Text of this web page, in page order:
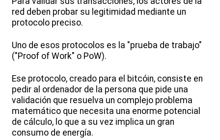
red deben probar su legitimidad mediante un
protocolo preciso.
Uno de esos protocolos es la "prueba de trabajo"
("Proof of Work" o PoW).
Ese protocolo, creado para el bitcóin, consiste en
pedir al ordenador de la persona que pide una
validación que resuelva un complejo problema
matemático que necesita una enorme potencial
de cálculo, lo que a su vez implica un gran
consumo de energía.